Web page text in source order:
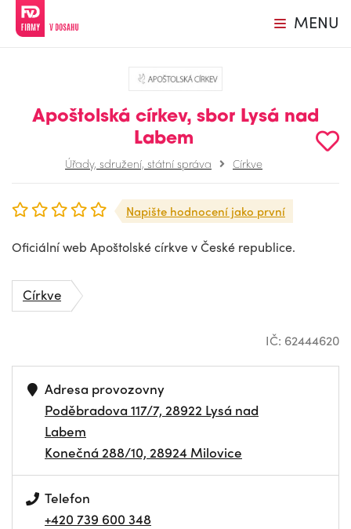
MENU
Apoštolská církev, sbor Lysá nad
Labem
Úřady, sdružení, státní správa Církve
Napište hodnocení jako první
Oficiální web Apoštolské církve v České republice.
Církve
IČ: 62444620
Adresa provozovny
Poděbradova 117/7, 28922 Lysá nad
Labem
Konečná 288/10, 28924 Milovice
Telefon
+420 739 600 348